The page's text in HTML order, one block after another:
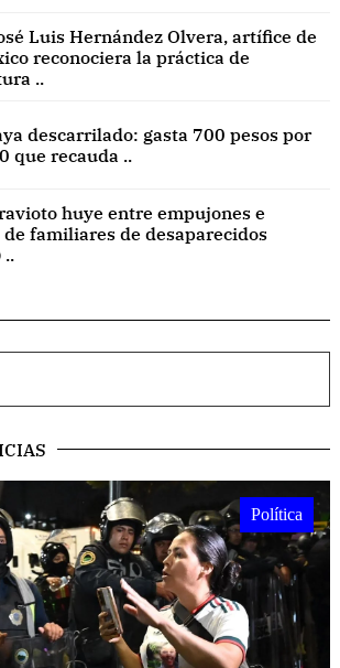
Luis Hernández Olvera, artífice de
reconociera la práctica de
..
descarrilado: gasta 700 pesos por
que recauda ..
huye entre empujones e
familiares de desaparecidos
..
Política